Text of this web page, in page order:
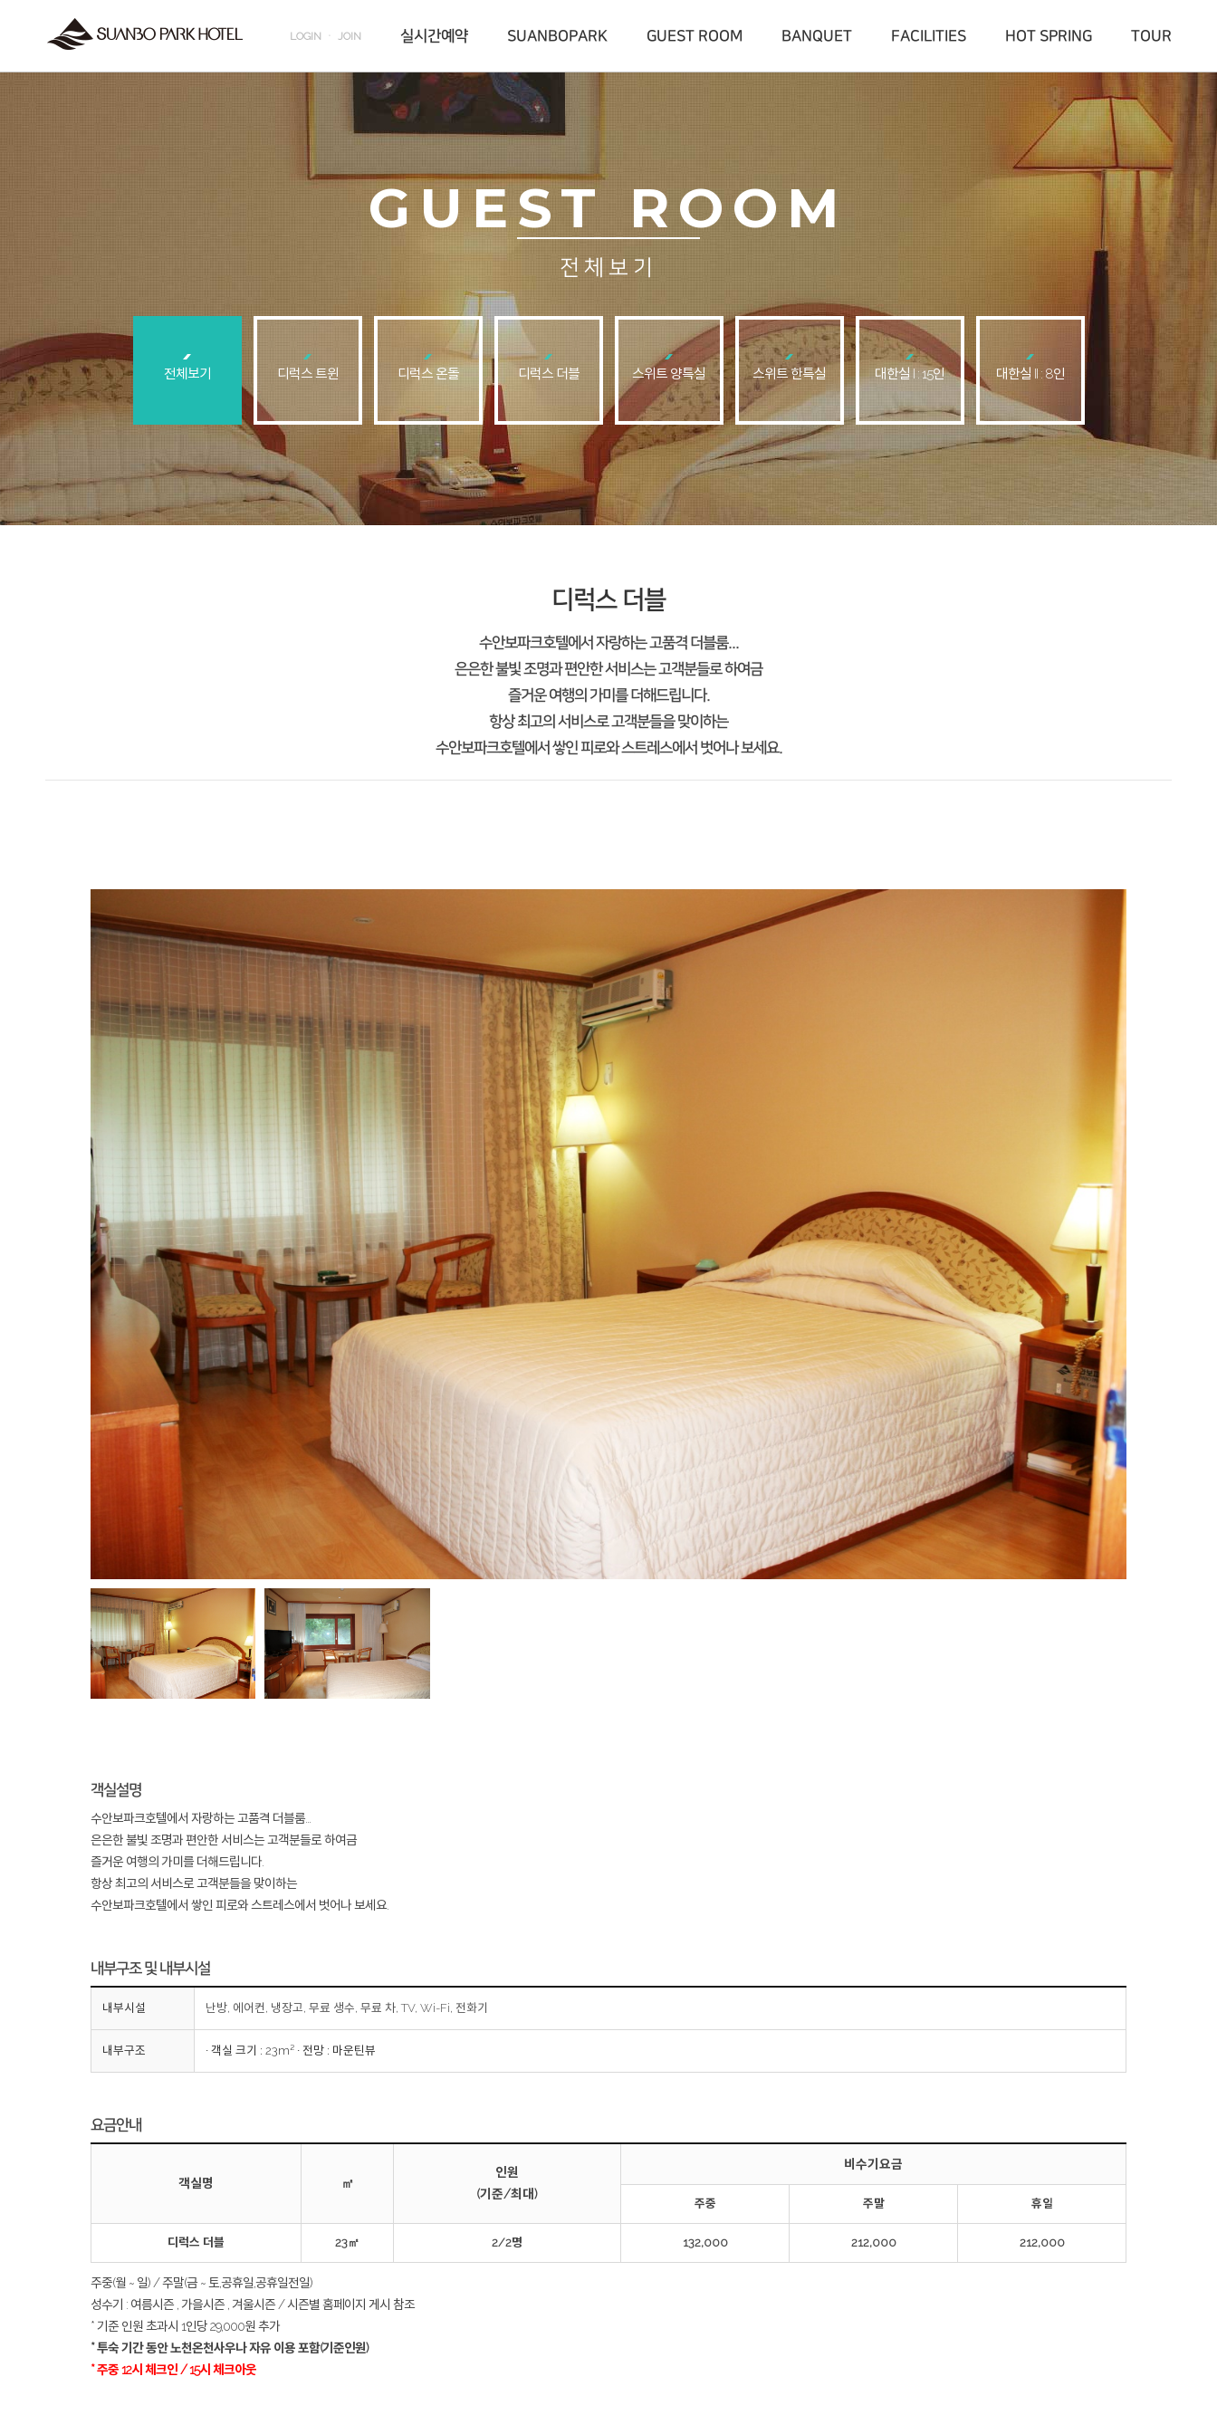
LOGIN ㆍ JOIN 실시간예약 SUANBOPARK GUEST ROOM BANQUET FACILITIES HOT SPRING TOUR
GUEST ROOM
전체보기
전체보기 디럭스 트윈 디럭스 온돌 디럭스 더블 스위트 양특실 스위트 한특실 대한실 I : 15인 대한실 II : 8인
디럭스 더블
수안보파크호텔에서 자랑하는 고품격 더블룸...
은은한 불빛 조명과 편안한 서비스는 고객분들로 하여금
즐거운 여행의 가미를 더해드립니다.
항상 최고의 서비스로 고객분들을 맞이하는
수안보파크호텔에서 쌓인 피로와 스트레스에서 벗어나 보세요.
객실설명
수안보파크호텔에서 자랑하는 고품격 더블룸...
은은한 불빛 조명과 편안한 서비스는 고객분들로 하여금
즐거운 여행의 가미를 더해드립니다.
항상 최고의 서비스로 고객분들을 맞이하는
수안보파크호텔에서 쌓인 피로와 스트레스에서 벗어나 보세요.
내부구조 및 내부시설
내부시설 난방, 에어컨, 냉장고, 무료 생수, 무료 차, TV, Wi-Fi, 전화기
내부구조 ∙ 객실 크기 : 23m² ∙ 전망 : 마운틴뷰
요금안내
객실명 ㎡
인원
(기준/최대)
비수기요금
주중 주말 휴일
디럭스 더블 23㎡ 2/2명 132,000 212,000 212,000
주중(월 ~ 일) / 주말(금 ~ 토,공휴일,공휴일전일)
성수기 : 여름시즌 , 가을시즌 , 겨울시즌 / 시즌별 홈페이지 게시 참조
* 기준 인원 초과시 1인당 29,000원 추가
* 투숙 기간 동안 노천온천사우나 자유 이용 포함(기준인원)
* 주중 12시 체크인 / 15시 체크아웃